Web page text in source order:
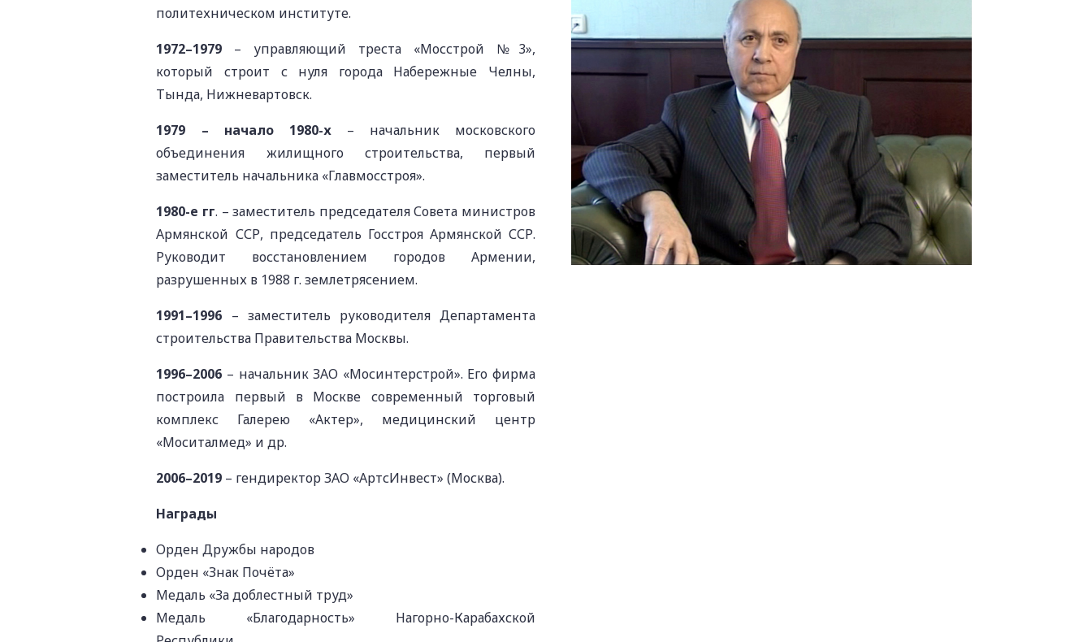
политехническом институте.
1972–1979 – управляющий треста «Мосстрой №3»,
который строит с нуля города Набережные Челны,
Тында, Нижневартовск.
1979 – начало 1980-х– начальник московского
объединения жилищного строительства, первый
заместитель начальника «Главмосстроя».
1980-е гг. – заместитель председателя Совета министров
Армянской ССР, председатель Госстроя Армянской ССР.
Руководит восстановлением городов Армении,
разрушенных в 1988 г. землетрясением.
1991–1996 – заместитель руководителя Департамента
строительства Правительства Москвы.
1996–2006 – начальник ЗАО «Мосинтерстрой». Его фирма
построила первый в Москве современный торговый
комплекс Галерею «Актер», медицинский центр
«Моситалмед» и др.
2006–2019 – гендиректор ЗАО «АртсИнвест» (Москва).
Награды
Орден Дружбы народов
Орден «Знак Почёта»
Медаль «За доблестный труд»
Медаль «Благодарность» Нагорно-Карабахской